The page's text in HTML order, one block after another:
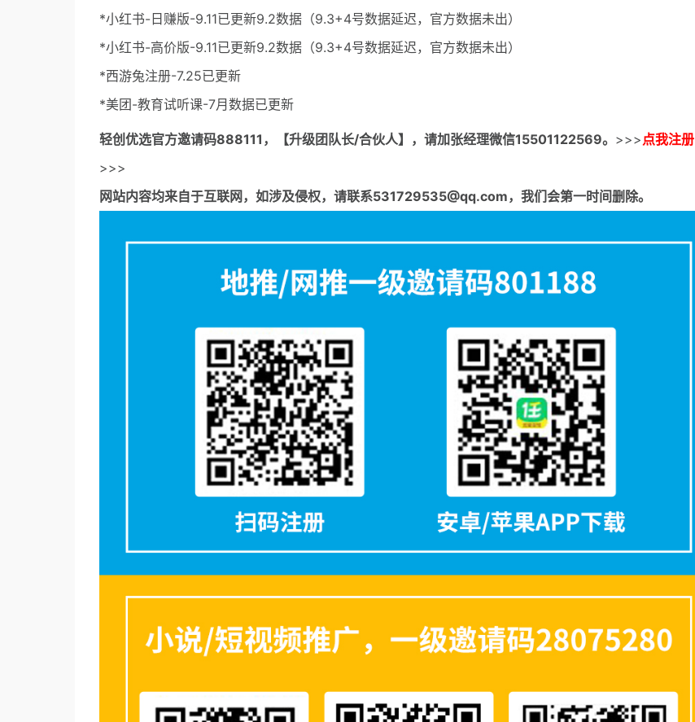
*小红书-日赚版-9.11已更新9.2数据（9.3+4号数据延迟，官方数据未出）
*小红书-高价版-9.11已更新9.2数据（9.3+4号数据延迟，官方数据未出）
*西游兔注册-7.25已更新
*美团-教育试听课-7月数据已更新
轻创优选官方邀请码888111，【升级团队长/合伙人】，请加张经理微信15501122569。 >>>点我注册
>>>
网站内容均来自于互联网，如涉及侵权，请联系531729535@qq.com，我们会第一时间删除。